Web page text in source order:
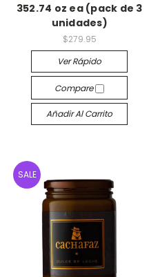
352.74 oz ea (pack de 3
unidades)
$279.95
Ver Rápido
Compare
Añadir Al Carrito
SALE